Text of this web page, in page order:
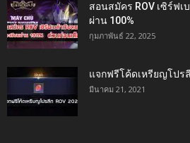
สอนสมัคร ROV เซิร์ฟเ
ผ่าน 100%
กุมภาพันธ์ 22, 2025
แจกฟรีโค้ดเหรียญโปร
มีนาคม 21, 2021